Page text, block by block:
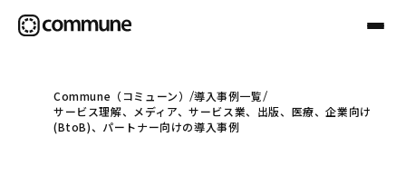
Communeについて
Commune（コミューン）
導入事例一覧
サービス理解、メディア、サービス業、出版、医療、企業向け
(BtoB)、パートナー向けの導入事例